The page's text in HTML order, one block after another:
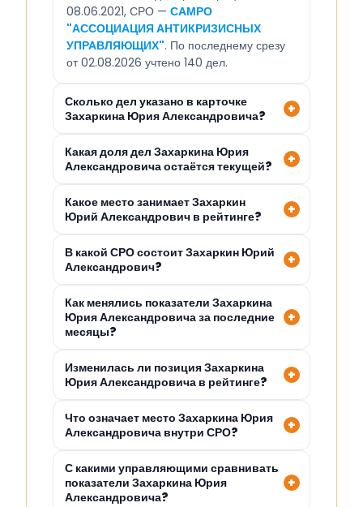
08.06.2021, СРО — САМРО
"АССОЦИАЦИЯ АНТИКРИЗИСНЫХ
УПРАВЛЯЮЩИХ". По последнему срезу
от 02.08.2026 учтено 140 дел.
Сколько дел указано в карточке
Захаркина Юрия Александровича?
Какая доля дел Захаркина Юрия
Александровича остаётся текущей?
Какое место занимает Захаркин
Юрий Александрович в рейтинге?
В какой СРО состоит Захаркин Юрий
Александрович?
Как менялись показатели Захаркина
Юрия Александровича за последние
месяцы?
Изменилась ли позиция Захаркина
Юрия Александровича в рейтинге?
Что означает место Захаркина Юрия
Александровича внутри СРО?
С какими управляющими сравнивать
показатели Захаркина Юрия
Александровича?